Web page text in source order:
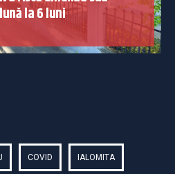
la 6 luni
COVID IALOMITA